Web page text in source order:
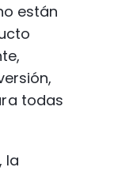
están
todas
la